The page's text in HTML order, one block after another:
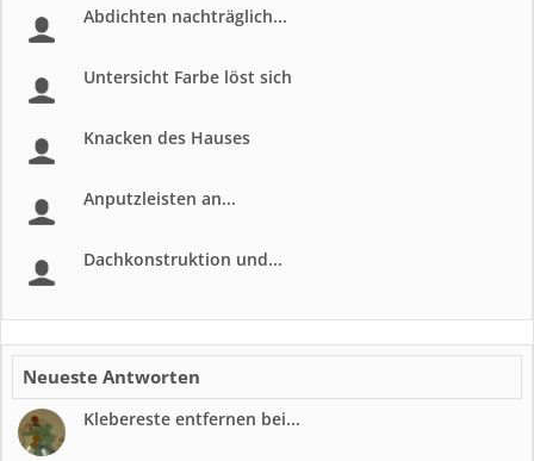
Abdichten nachträglich...
Untersicht Farbe löst sich
Knacken des Hauses
Anputzleisten an...
Dachkonstruktion und...
Neueste Antworten
Klebereste entfernen bei...